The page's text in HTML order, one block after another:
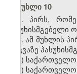
მუხლი10
1. პირს,
პასუხისმგებელი
2. ამ მუხლის
დაცვაზე
ა)
ბ)